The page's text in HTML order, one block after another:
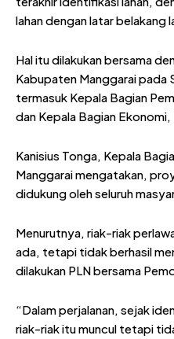
lahan dengan latar belakang
Hal itu dilakukan bersama
Kabupaten Manggarai pada
termasuk Kepala Bagian
dan Kepala Bagian Ekonomi,
Kanisius Tonga, Kepala
Manggarai mengatakan,
didukung oleh seluruh
Menurutnya, riak-riak
ada, tetapi tidak berhasil
dilakukan PLN bersama
“Dalam perjalanan, sejak
riak-riak itu muncul tetapi